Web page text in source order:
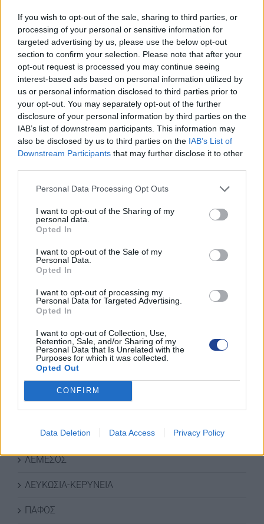
If you wish to opt-out of the sale, sharing to third parties, or
processing of your personal or sensitive information for
targeted advertising by us, please use the below opt-out
section to confirm your selection. Please note that after your
opt-out request is processed you may continue seeing
interest-based ads based on personal information utilized by
us or personal information disclosed to third parties prior to
your opt-out. You may separately opt-out of the further
disclosure of your personal information by third parties on the
IAB’s list of downstream participants. This information may
also be disclosed by us to third parties on the IAB’s List of
Downstream Participants that may further disclose it to other
Personal Data Processing Opt Outs
I want to opt-out of the Sharing of my
personal data.
Opted In
I want to opt-out of the Sale of my
Personal Data.
Opted In
I want to opt-out of processing my
Personal Data for Targeted Advertising.
Opted In
I want to opt-out of Collection, Use,
Retention, Sale, and/or Sharing of my
Personal Data that Is Unrelated with the
Purposes for which it was collected.
Opted Out
CONFIRM
Data Deletion Data Access Privacy Policy
ΚΑΤΗΓΟΡΙΕΣ ΝΕΩΝ
ΑΜΜΟΧΩΣΤΟΣ
ΑΝΑΚΟΙΝΩΣΕΙΣ
ΔΡΑΣΕΙΣ-ΣΥΝΑΝΤΗΣΕΙΣ
ΛΑΡΝΑΚΑ
ΛΕΜΕΣΟΣ
ΛΕΥΚΩΣΙΑ-ΚΕΡΥΝΕΙΑ
ΠΑΦΟΣ